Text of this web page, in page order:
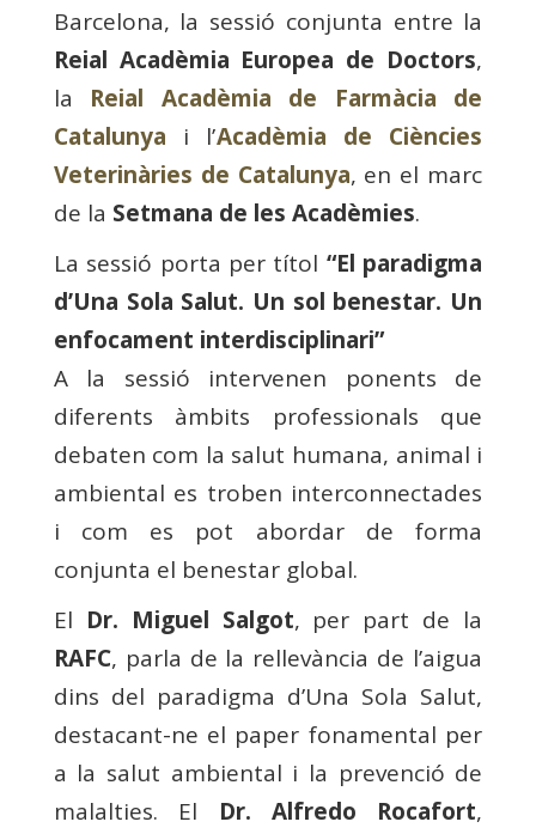
Barcelona, ​​la sessió conjunta entre la
Reial Acadèmia Europea de Doctors,
la Reial Acadèmia de Farmàcia de
Catalunya i l’Acadèmia de Ciències
Veterinàries de Catalunya, en el marc
de la Setmana de les Acadèmies.
La sessió porta per títol “El paradigma
d’Una Sola Salut. Un sol benestar. Un
enfocament interdisciplinari”
A la sessió intervenen ponents de
diferents àmbits professionals que
debaten com la salut humana, animal i
ambiental es troben interconnectades
i com es pot abordar de forma
conjunta el benestar global.
El Dr. Miguel Salgot, per part de la
RAFC, parla de la rellevància de l’aigua
dins del paradigma d’Una Sola Salut,
destacant-ne el paper fonamental per
a la salut ambiental i la prevenció de
malalties. El Dr. Alfredo Rocafort,